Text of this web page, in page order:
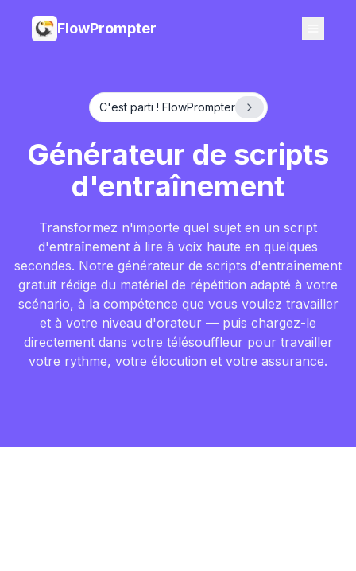
FlowPrompter
C'est parti ! FlowPrompter
Générateur de scripts
d'entraînement
Transformez n'importe quel sujet en un script
d'entraînement à lire à voix haute en quelques
secondes. Notre générateur de scripts d'entraînement
gratuit rédige du matériel de répétition adapté à votre
scénario, à la compétence que vous voulez travailler
et à votre niveau d'orateur — puis chargez-le
directement dans votre télésouffleur pour travailler
votre rythme, votre élocution et votre assurance.